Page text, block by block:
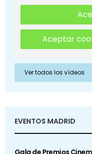
Aceptar
Ver todos los vídeos
EVENTOS MADRID